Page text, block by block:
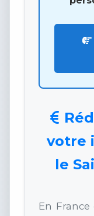
votre
le
En